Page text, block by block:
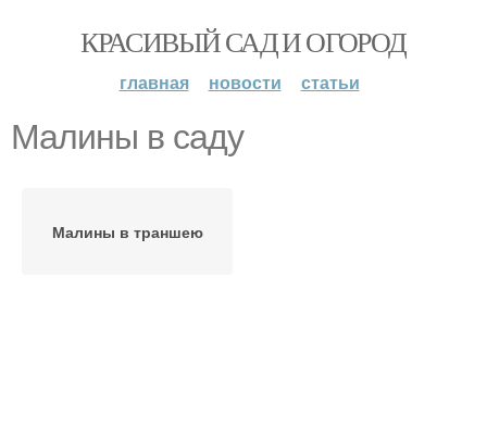
КРАСИВЫЙ САД И ОГОРОД
главная новости статьи
Малины в саду
Малины в траншею